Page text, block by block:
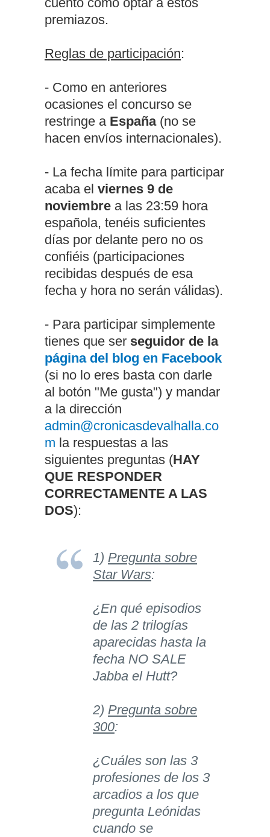
premiazos.
Reglas de participación:
- Como en anteriores
ocasiones el concurso se
restringe a España(no se
hacen envíos internacionales).
- La fecha límite para participar
acaba el viernes 9 de
noviembre a las 23:59 hora
española, tenéis suficientes
días por delante pero no os
confiéis (participaciones
recibidas después de esa
fecha y hora no serán válidas).
- Para participar simplemente
tienes que ser seguidor de la
página del blog en Facebook
(si no lo eres basta con darle
al botón "Me gusta") y mandar
a la dirección
admin@cronicasdevalhalla.co
m la respuestas a las
siguientes preguntas (HAY
QUE RESPONDER
CORRECTAMENTE A LAS
DOS):
1) Pregunta sobre
Star Wars:
¿En qué episodios
de las 2 trilogías
aparecidas hasta la
fecha NO SALE
Jabba el Hutt?
2) Pregunta sobre
300:
¿Cuáles son las 3
profesiones de los 3
arcadios a los que
pregunta Leónidas
cuando se